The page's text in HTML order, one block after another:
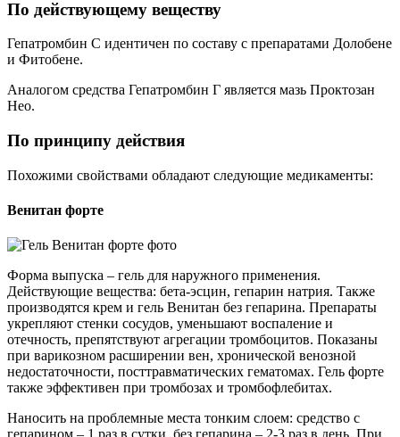
По действующему веществу
Гепатромбин С идентичен по составу с препаратами Долобене
и Фитобене.
Аналогом средства Гепатромбин Г является мазь Проктозан
Нео.
По принципу действия
Похожими свойствами обладают следующие медикаменты:
Венитан форте
Форма выпуска – гель для наружного применения.
Действующие вещества: бета-эсцин, гепарин натрия. Также
производятся крем и гель Венитан без гепарина. Препараты
укрепляют стенки сосудов, уменьшают воспаление и
отечность, препятствуют агрегации тромбоцитов. Показаны
при варикозном расширении вен, хронической венозной
недостаточности, посттравматических гематомах. Гель форте
также эффективен при тромбозах и тромбофлебитах.
Наносить на проблемные места тонким слоем: средство с